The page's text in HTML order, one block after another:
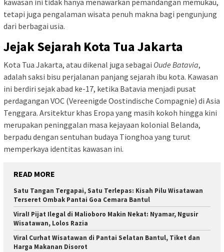
kawasan ini tidak hanya menawarkan pemandangan memukau,
tetapi juga pengalaman wisata penuh makna bagi pengunjung
dari berbagai usia.
Jejak Sejarah Kota Tua Jakarta
Kota Tua Jakarta, atau dikenal juga sebagai Oude Batavia,
adalah saksi bisu perjalanan panjang sejarah ibu kota. Kawasan
ini berdiri sejak abad ke-17, ketika Batavia menjadi pusat
perdagangan VOC (Vereenigde Oostindische Compagnie) di Asia
Tenggara. Arsitektur khas Eropa yang masih kokoh hingga kini
merupakan peninggalan masa kejayaan kolonial Belanda,
berpadu dengan sentuhan budaya Tionghoa yang turut
memperkaya identitas kawasan ini.
READ MORE
Satu Tangan Tergapai, Satu Terlepas: Kisah Pilu Wisatawan
Terseret Ombak Pantai Goa Cemara Bantul
Viral! Pijat Ilegal di Malioboro Makin Nekat: Nyamar, Ngusir
Wisatawan, Lolos Razia
Viral Curhat Wisatawan di Pantai Selatan Bantul, Tiket dan
Harga Makanan Disorot